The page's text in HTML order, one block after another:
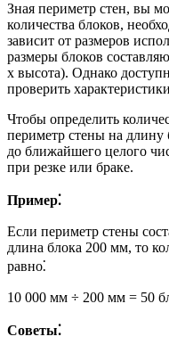
Зная периметр стен, вы
количества блоков,
зависит от размеров
размеры блоков
x высота). Однако
проверить
Чтобы определить
периметр стены на длину
до ближайшего целого
при резке или браке.
Пример⁚
Если периметр стены
длина блока 200 мм, то
равно⁚
10 000 мм ÷ 200 мм = 50
Советы⁚